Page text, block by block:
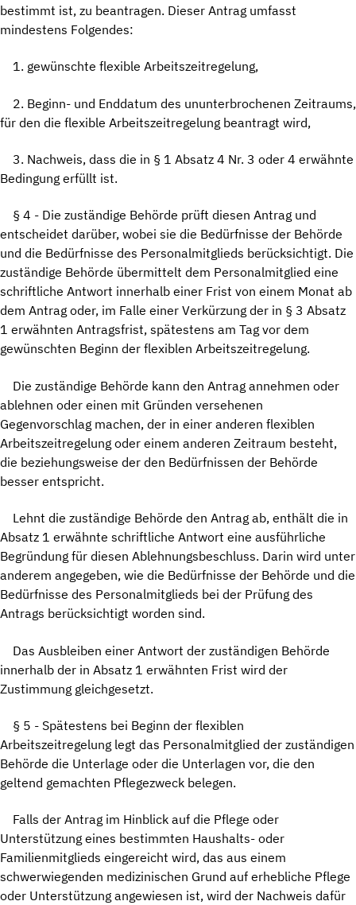
bestimmt ist, zu beantragen. Dieser Antrag umfasst
mindestens Folgendes:
1. gewünschte flexible Arbeitszeitregelung,
2. Beginn- und Enddatum des ununterbrochenen Zeitraums,
für den die flexible Arbeitszeitregelung beantragt wird,
3. Nachweis, dass die in § 1 Absatz 4 Nr. 3 oder 4 erwähnte
Bedingung erfüllt ist.
§ 4 - Die zuständige Behörde prüft diesen Antrag und
entscheidet darüber, wobei sie die Bedürfnisse der Behörde
und die Bedürfnisse des Personalmitglieds berücksichtigt. Die
zuständige Behörde übermittelt dem Personalmitglied eine
schriftliche Antwort innerhalb einer Frist von einem Monat ab
dem Antrag oder, im Falle einer Verkürzung der in § 3 Absatz
1 erwähnten Antragsfrist, spätestens am Tag vor dem
gewünschten Beginn der flexiblen Arbeitszeitregelung.
Die zuständige Behörde kann den Antrag annehmen oder
ablehnen oder einen mit Gründen versehenen
Gegenvorschlag machen, der in einer anderen flexiblen
Arbeitszeitregelung oder einem anderen Zeitraum besteht,
die beziehungsweise der den Bedürfnissen der Behörde
besser entspricht.
Lehnt die zuständige Behörde den Antrag ab, enthält die in
Absatz 1 erwähnte schriftliche Antwort eine ausführliche
Begründung für diesen Ablehnungsbeschluss. Darin wird unter
anderem angegeben, wie die Bedürfnisse der Behörde und die
Bedürfnisse des Personalmitglieds bei der Prüfung des
Antrags berücksichtigt worden sind.
Das Ausbleiben einer Antwort der zuständigen Behörde
innerhalb der in Absatz 1 erwähnten Frist wird der
Zustimmung gleichgesetzt.
§ 5 - Spätestens bei Beginn der flexiblen
Arbeitszeitregelung legt das Personalmitglied der zuständigen
Behörde die Unterlage oder die Unterlagen vor, die den
geltend gemachten Pflegezweck belegen.
Falls der Antrag im Hinblick auf die Pflege oder
Unterstützung eines bestimmten Haushalts- oder
Familienmitglieds eingereicht wird, das aus einem
schwerwiegenden medizinischen Grund auf erhebliche Pflege
oder Unterstützung angewiesen ist, wird der Nachweis dafür